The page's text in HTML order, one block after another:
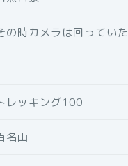
の時カメラは回っていた
レッキング100
名山